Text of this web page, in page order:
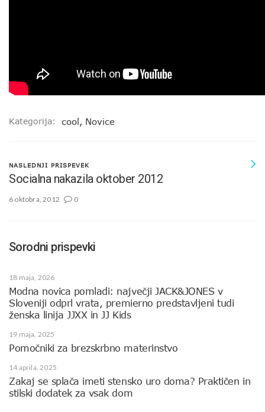
Kategorija: cool , Novice
NASLEDNJI PRISPEVEK
Socialna nakazila oktober 2012
6 oktobra, 2012 0
Sorodni prispevki
18 maja, 2026
Modna novica pomladi: največji JACK&JONES v
Sloveniji odprl vrata, premierno predstavljeni tudi
ženska linija JJXX in JJ Kids
19 maja, 2025
Pomočniki za brezskrbno materinstvo
14 aprila, 2025
Zakaj se splača imeti stensko uro doma? Praktičen in
stilski dodatek za vsak dom